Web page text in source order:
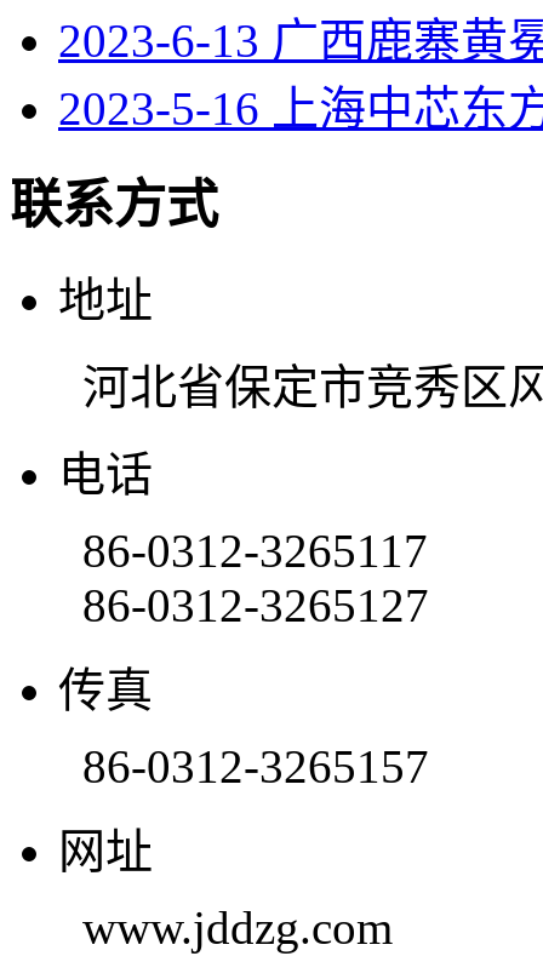
2023-6-13 广西鹿寨黄
2023-5-16 上海中芯东
联系方式
地址
河北省保定市竞秀区
电话
86-0312-3265117
86-0312-3265127
传真
86-0312-3265157
网址
www.jddzg.com